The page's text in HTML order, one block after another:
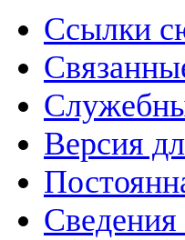
Ссылки
Версия
Сведения